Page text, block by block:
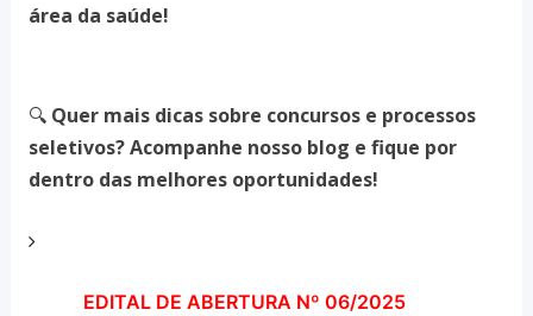
área da saúde!
🔍 Quer mais dicas sobre concursos e processos
seletivos? Acompanhe nosso blog e fique por
dentro das melhores oportunidades!
EDITAL DE ABERTURA Nº 06/2025